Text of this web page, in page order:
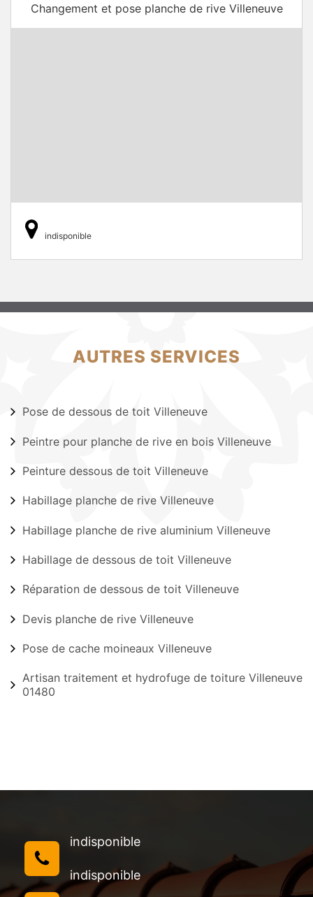
Changement et pose planche de rive Villeneuve
indisponible
AUTRES SERVICES
Pose de dessous de toit Villeneuve
Peintre pour planche de rive en bois Villeneuve
Peinture dessous de toit Villeneuve
Habillage planche de rive Villeneuve
Habillage planche de rive aluminium Villeneuve
Habillage de dessous de toit Villeneuve
Réparation de dessous de toit Villeneuve
Devis planche de rive Villeneuve
Pose de cache moineaux Villeneuve
Artisan traitement et hydrofuge de toiture Villeneuve
01480
indisponible
indisponible